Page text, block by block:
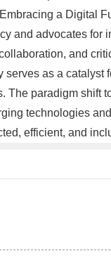
a Digital
and advocates for
and
as a
paradigm shift
technologies
efficient, and